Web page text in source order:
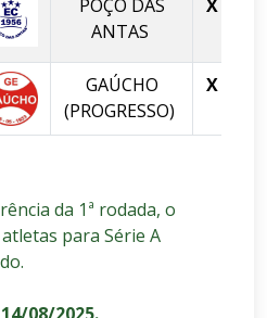
POÇO DAS
ANTAS
X
GAÚCHO
(PROGRESSO)
X
da 1ª rodada, o
para Série A